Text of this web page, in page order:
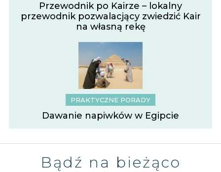
Przewodnik po Kairze – lokalny
przewodnik pozwalacjący zwiedzić Kair
na własną rekę
PRAKTYCZNE PORADY
Dawanie napiwków w Egipcie
Bądź na bieżąco